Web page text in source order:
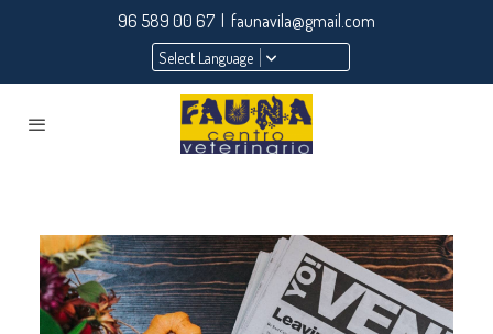
96 589 00 67 | faunavila@gmail.com
Select Language